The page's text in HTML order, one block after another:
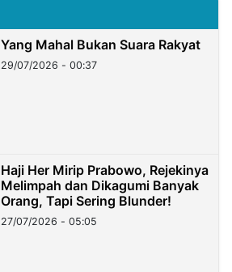
Yang Mahal Bukan Suara Rakyat
29/07/2026 - 00:37
Haji Her Mirip Prabowo, Rejekinya
Melimpah dan Dikagumi Banyak
Orang, Tapi Sering Blunder!
27/07/2026 - 05:05